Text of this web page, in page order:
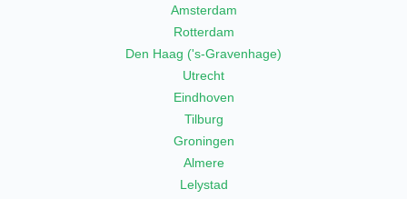
Amsterdam
Rotterdam
Den Haag ('s-Gravenhage)
Utrecht
Eindhoven
Tilburg
Groningen
Almere
Lelystad